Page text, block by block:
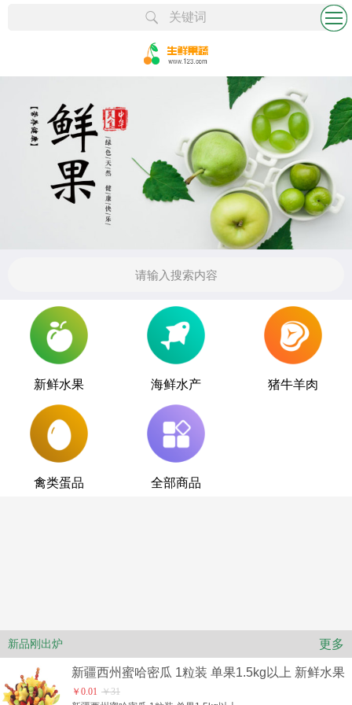
关键词 更多
新鲜水果 海鲜水产 猪牛羊肉
禽类蛋品 全部商品
新品刚出炉 更多
新疆西州蜜哈密瓜 1粒装 单果1.5kg以上 新鲜水果
￥0.01 ￥31